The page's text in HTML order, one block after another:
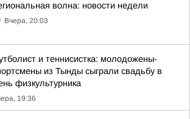
волна: новости недели
Вчера, 20:03
и теннисистка: молодожены-
из Тынды сыграли свадьбу в
физкультурника
19:36